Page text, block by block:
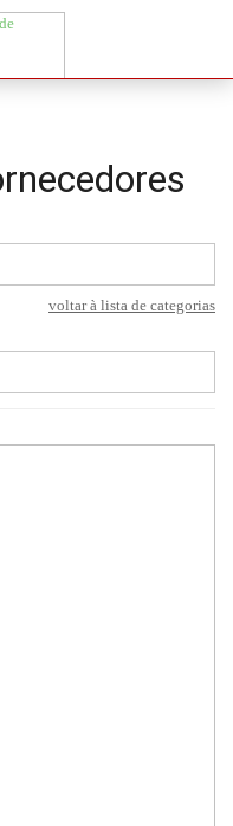
voltar à lista de categorias